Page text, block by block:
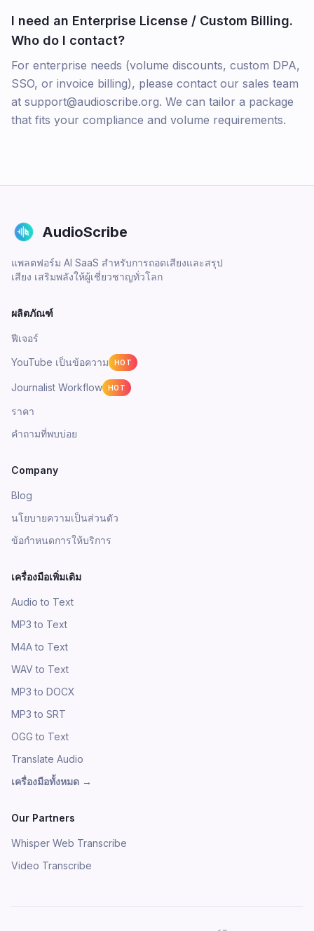
I need an Enterprise License / Custom Billing.
Who do I contact?
For enterprise needs (volume discounts, custom DPA,
SSO, or invoice billing), please contact our sales team
at support@audioscribe.org. We can tailor a package
that fits your compliance and volume requirements.
AudioScribe
แพลตฟอร์ม AI SaaS สำหรับการถอดเสียงและสรุป
เสียง เสริมพลังให้ผู้เชี่ยวชาญทั่วโลก
ผลิตภัณฑ์
ฟีเจอร์
YouTube เป็นข้อความ
HOT
Journalist Workflow HOT
ราคา
คำถามที่พบบ่อย
Company
Blog
นโยบายความเป็นส่วนตัว
ข้อกำหนดการให้บริการ
เครื่องมือเพิ่มเติม
Audio to Text
MP3 to Text
M4A to Text
WAV to Text
MP3 to DOCX
MP3 to SRT
OGG to Text
Translate Audio
เครื่องมือทั้งหมด →
Our Partners
Whisper Web Transcribe
Video Transcribe